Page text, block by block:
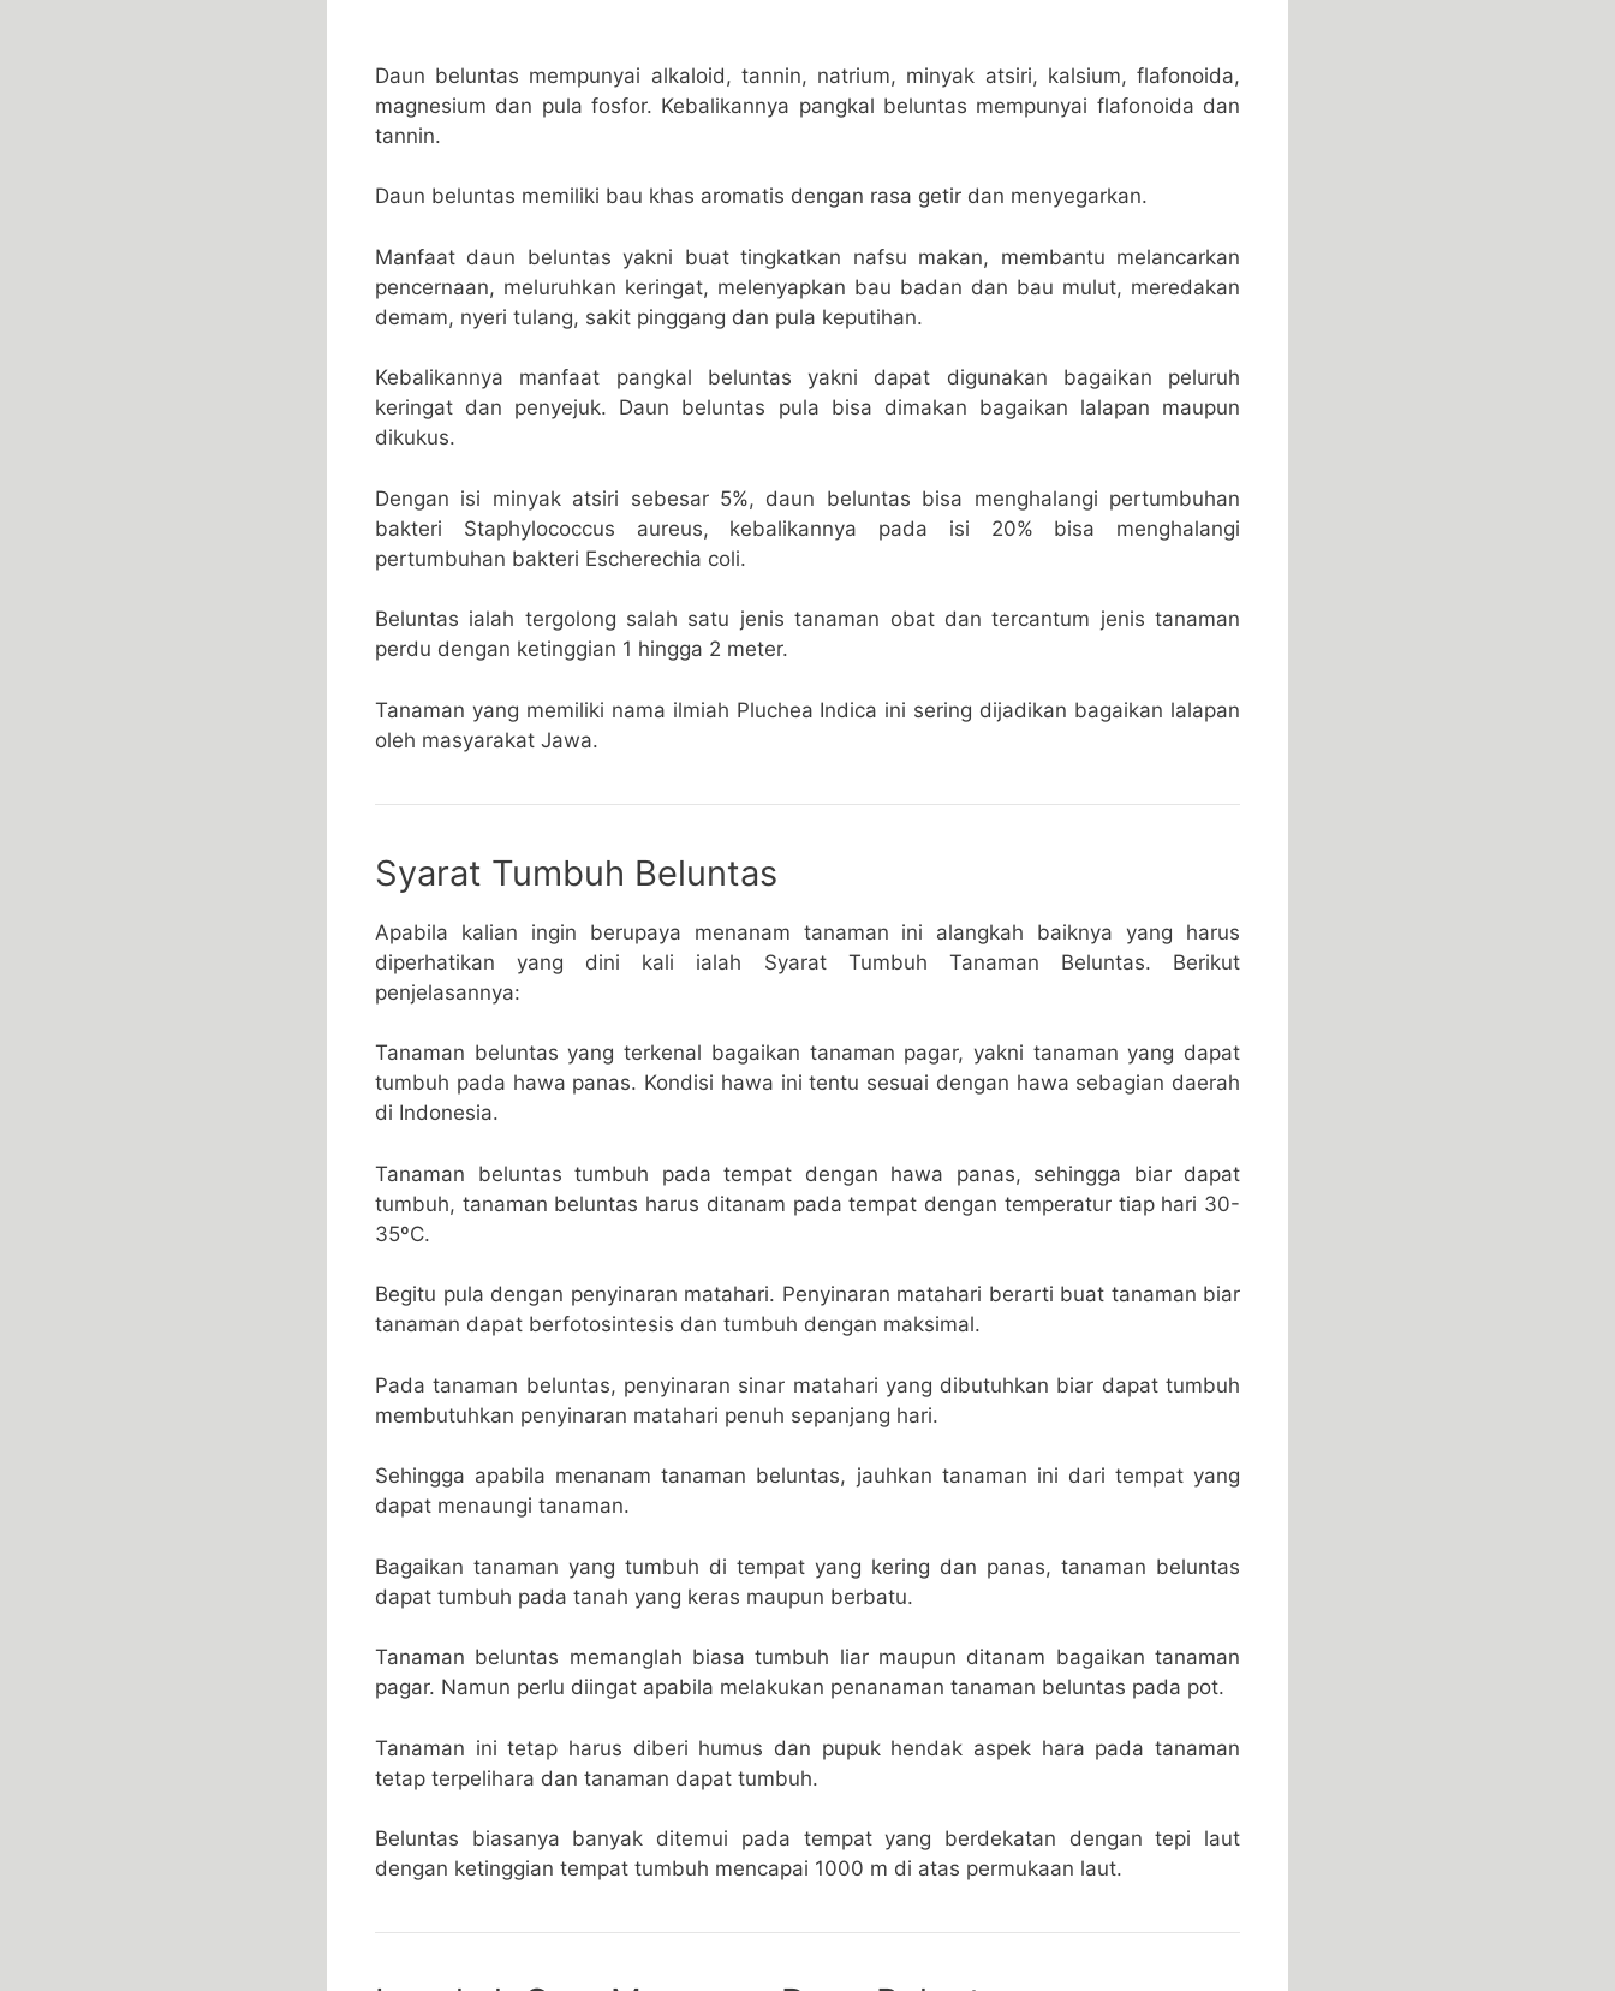
Daun beluntas mempunyai alkaloid, tannin, natrium, minyak atsiri, kalsium, flafonoida,
magnesium dan pula fosfor. Kebalikannya pangkal beluntas mempunyai flafonoida dan
tannin.
Daun beluntas memiliki bau khas aromatis dengan rasa getir dan menyegarkan.
Manfaat daun beluntas yakni buat tingkatkan nafsu makan, membantu melancarkan
pencernaan, meluruhkan keringat, melenyapkan bau badan dan bau mulut, meredakan
demam, nyeri tulang, sakit pinggang dan pula keputihan.
Kebalikannya manfaat pangkal beluntas yakni dapat digunakan bagaikan peluruh
keringat dan penyejuk. Daun beluntas pula bisa dimakan bagaikan lalapan maupun
dikukus.
Dengan isi minyak atsiri sebesar 5%, daun beluntas bisa menghalangi pertumbuhan
bakteri Staphylococcus aureus, kebalikannya pada isi 20% bisa menghalangi
pertumbuhan bakteri Escherechia coli.
Beluntas ialah tergolong salah satu jenis tanaman obat dan tercantum jenis tanaman
perdu dengan ketinggian 1 hingga 2 meter.
Tanaman yang memiliki nama ilmiah Pluchea Indica ini sering dijadikan bagaikan lalapan
oleh masyarakat Jawa.
Syarat Tumbuh Beluntas
Apabila kalian ingin berupaya menanam tanaman ini alangkah baiknya yang harus
diperhatikan yang dini kali ialah Syarat Tumbuh Tanaman Beluntas. Berikut
penjelasannya:
Tanaman beluntas yang terkenal bagaikan tanaman pagar, yakni tanaman yang dapat
tumbuh pada hawa panas. Kondisi hawa ini tentu sesuai dengan hawa sebagian daerah
di Indonesia.
Tanaman beluntas tumbuh pada tempat dengan hawa panas, sehingga biar dapat
tumbuh, tanaman beluntas harus ditanam pada tempat dengan temperatur tiap hari 30-
35ºC.
Begitu pula dengan penyinaran matahari. Penyinaran matahari berarti buat tanaman biar
tanaman dapat berfotosintesis dan tumbuh dengan maksimal.
Pada tanaman beluntas, penyinaran sinar matahari yang dibutuhkan biar dapat tumbuh
membutuhkan penyinaran matahari penuh sepanjang hari.
Sehingga apabila menanam tanaman beluntas, jauhkan tanaman ini dari tempat yang
dapat menaungi tanaman.
Bagaikan tanaman yang tumbuh di tempat yang kering dan panas, tanaman beluntas
dapat tumbuh pada tanah yang keras maupun berbatu.
Tanaman beluntas memanglah biasa tumbuh liar maupun ditanam bagaikan tanaman
pagar. Namun perlu diingat apabila melakukan penanaman tanaman beluntas pada pot.
Tanaman ini tetap harus diberi humus dan pupuk hendak aspek hara pada tanaman
tetap terpelihara dan tanaman dapat tumbuh.
Beluntas biasanya banyak ditemui pada tempat yang berdekatan dengan tepi laut
dengan ketinggian tempat tumbuh mencapai 1000 m di atas permukaan laut.